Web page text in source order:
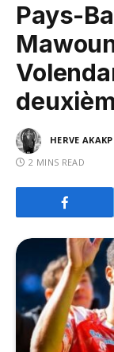
Pays-
HERVE
2 MINS READ